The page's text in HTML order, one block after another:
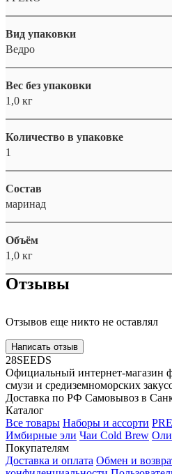
Вид упаковки
Ведро
Вес без упаковки
1,0 кг
Количество в упаковке
1
Состав
маринад
Объём
1,0 кг
Отзывы
Отзывов еще никто не оставлял
Написать отзыв
28SEEDS
Официальный интернет-магазин
смузи и средиземноморских
Доставка по РФ Самовывоз в
Каталог
Все товары Наборы и ассорти
Имбирные эли Чаи Cold Brew
Покупателям
Доставка и оплата Обмен и